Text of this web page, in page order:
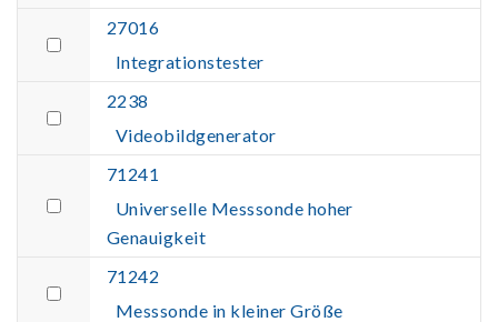
27016
Integrationstester
2238
Videobildgenerator
71241
Universelle Messsonde hoher
Genauigkeit
71242
Messsonde in kleiner Größe